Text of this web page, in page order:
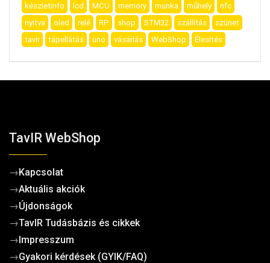
készletinfo
lcd MCU memory munka műhely
nfc
nyitva
oled relé RP shop STM32 szállítás
szünet
tavir
tápellátás uno vásárlás WebShop Élesítés
TavIR WebShop
→Kapcsolat
→Aktuális akciók
→Újdonságok
→TavIR Tudásbázis és cikkek
→Impresszum
→Gyakori kérdések (GYIK/FAQ)